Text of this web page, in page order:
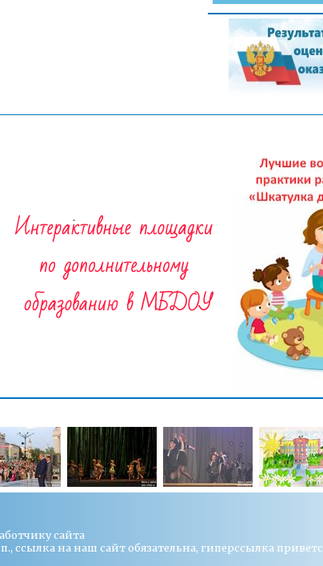
сайта
на наш сайт обязательна, гиперссылка